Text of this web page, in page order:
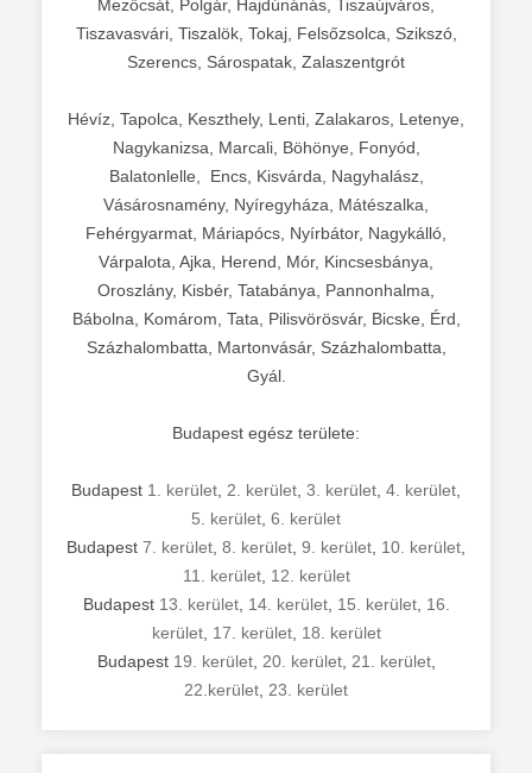
Mezőcsát, Polgár, Hajdúnánás, Tiszaújváros,
Tiszavasvári, Tiszalök, Tokaj, Felsőzsolca, Szikszó,
Szerencs, Sárospatak, Zalaszentgrót
Hévíz, Tapolca, Keszthely, Lenti, Zalakaros, Letenye,
Nagykanizsa, Marcali, Böhönye, Fonyód,
Balatonlelle, Encs, Kisvárda, Nagyhalász,
Vásárosnamény, Nyíregyháza, Mátészalka,
Fehérgyarmat, Máriapócs, Nyírbátor, Nagykálló,
Várpalota, Ajka, Herend, Mór, Kincsesbánya,
Oroszlány, Kisbér, Tatabánya, Pannonhalma,
Bábolna, Komárom, Tata, Pilisvörösvár, Bicske, Érd,
Százhalombatta, Martonvásár, Százhalombatta,
Gyál.
Budapest egész területe:
Budapest 1. kerület 2. kerület 3. kerület 4. kerület
5. kerület 6. kerület
Budapest 7. kerület 8. kerület 9. kerület 10. kerület
11. kerület, 12. kerület
Budapest 13. kerület, 14. kerület, 15. kerület, 16.
kerület, 17. kerület, 18. kerület
Budapest 19. kerület, 20. kerület, 21. kerület,
22.kerület 23. kerület